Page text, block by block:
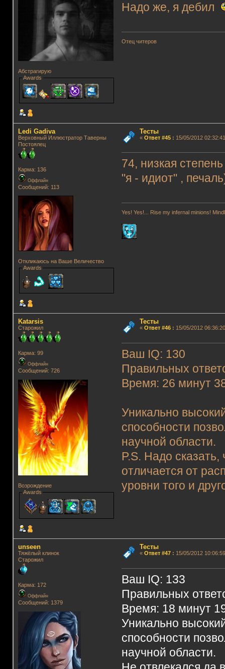
Абстрагирую
Awards
Надо же, я дебил
Отец читеров
Ledi Gadiva
Верховный Иллюстратор Таверны
Постоялец
Карма: 136
Оффлайн
Сообщений: 113
Откликаюсь на Ваше Величество
Awards
Тесты
« Ответ #45: 15/05/2012
74, низкая
"я - идиот" ,
Yes! Yes!... Rise my infernal minions!
Katarsis
Старожил
Карма: 99
Оффлайн
Сообщений: 726
Возрождение
Awards
Тесты
« Ответ #46: 15/05/2012
Ваш IQ: 130
Правильных
Время: 26 минут
Уникально
способности
научной области.
P.S. Надо
отличается от
уровни того и
unseen
Тяжёлый клинок
Старожил
Карма: 172
Оффлайн
Сообщений: 1379
Тесты
« Ответ #47: 15/05/2012
Ваш IQ: 133
Правильных
Время: 18 минут
Уникально
способности
научной области.